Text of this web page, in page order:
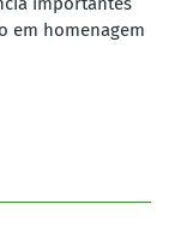
em homenagem